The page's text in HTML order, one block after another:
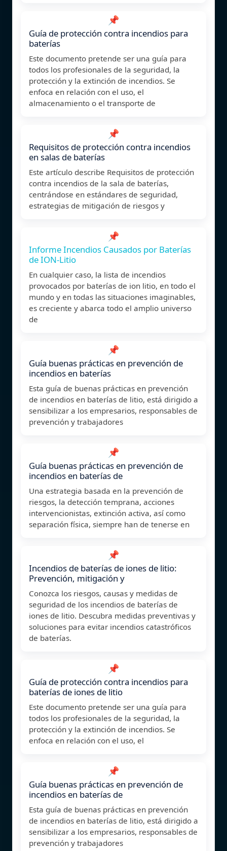
📌
Guía de protección contra incendios para
baterías
Este documento pretende ser una guía para
todos los profesionales de la seguridad, la
protección y la extinción de incendios. Se
enfoca en relación con el uso, el
almacenamiento o el transporte de
📌
Requisitos de protección contra incendios
en salas de baterías
Este artículo describe Requisitos de protección
contra incendios de la sala de baterías,
centrándose en estándares de seguridad,
estrategias de mitigación de riesgos y
📌
Informe Incendios Causados por Baterías
de ION-Litio
En cualquier caso, la lista de incendios
provocados por baterías de ion litio, en todo el
mundo y en todas las situaciones imaginables,
es creciente y abarca todo el amplio universo
de
📌
Guía buenas prácticas en prevención de
incendios en baterías
Esta guía de buenas prácticas en prevención
de incendios en baterías de litio, está dirigido a
sensibilizar a los empresarios, responsables de
prevención y trabajadores
📌
Guía buenas prácticas en prevención de
incendios en baterías de
Una estrategia basada en la prevención de
riesgos, la detección temprana, acciones
intervencionistas, extinción activa, así como
separación física, siempre han de tenerse en
📌
Incendios de baterías de iones de litio:
Prevención, mitigación y
Conozca los riesgos, causas y medidas de
seguridad de los incendios de baterías de
iones de litio. Descubra medidas preventivas y
soluciones para evitar incendios catastróficos
de baterías.
📌
Guía de protección contra incendios para
baterías de iones de litio
Este documento pretende ser una guía para
todos los profesionales de la seguridad, la
protección y la extinción de incendios. Se
enfoca en relación con el uso, el
📌
Guía buenas prácticas en prevención de
incendios en baterías de
Esta guía de buenas prácticas en prevención
de incendios en baterías de litio, está dirigido a
sensibilizar a los empresarios, responsables de
prevención y trabajadores